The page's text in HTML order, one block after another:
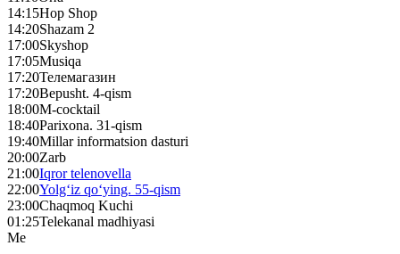
14:15Hop Shop
14:20Shazam 2
17:00Skyshop
17:05Musiqa
17:20Телемагазин
17:20Bepusht. 4-qism
18:00M-cocktail
18:40Parixona. 31-qism
19:40Millar informatsion dasturi
20:00Zarb
21:00Iqror telenovella
22:00Yolg‘iz qo‘ying. 55-qism
23:00Chaqmoq Kuchi
01:25Telekanal madhiyasi
Me